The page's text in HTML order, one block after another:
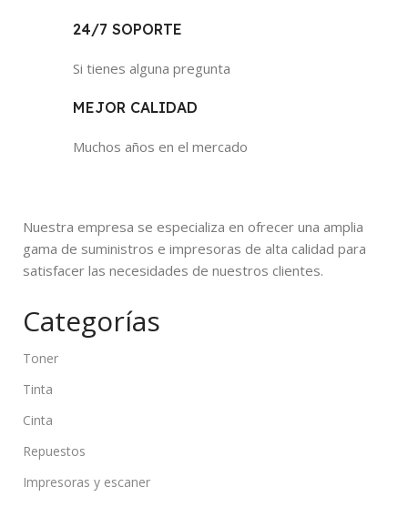
24/7 SOPORTE
Si tienes alguna pregunta
MEJOR CALIDAD
Muchos años en el mercado
Nuestra empresa se especializa en ofrecer una amplia
gama de suministros e impresoras de alta calidad para
satisfacer las necesidades de nuestros clientes.
Categorías
Toner
Tinta
Cinta
Repuestos
Impresoras y escaner